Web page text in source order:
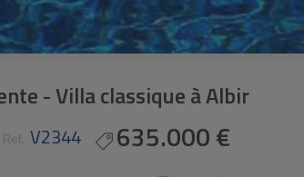
- Villa classique à Albir
Ref. V2344 635.000 €